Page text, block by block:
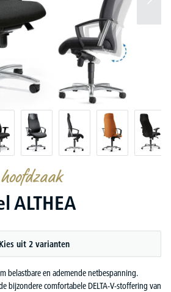
ALTHEA
Kies uit 2 varianten
belastbare en ademende netbespanning.
bijzondere comfortabele DELTA-V-stoffering van